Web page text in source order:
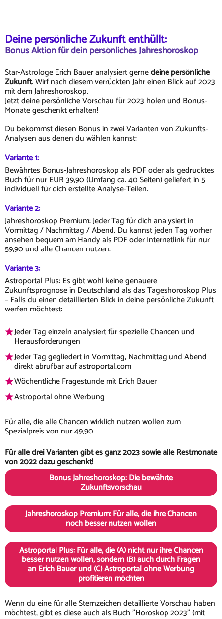
Deine persönliche Zukunft enthüllt:
Bonus Aktion für dein persönliches Jahreshoroskop
Star-Astrologe Erich Bauer analysiert gernedeine persönliche
Zukunft. Wirf nach diesem verrückten Jahr einen Blick auf 2023
mit dem Jahreshoroskop.
Jetzt deine persönliche Vorschau für 2023 holen und Bonus-
Monate geschenkt erhalten!
Du bekommst diesen Bonus in zwei Varianten von Zukunfts-
Analysen aus denen du wählen kannst:
Variante 1:
Bewährtes Bonus-Jahreshoroskop als PDF oder als gedrucktes
Buch für nur EUR 39,90 (Umfang ca. 40 Seiten) geliefert in 5
individuell für dich erstellte Analyse-Teilen.
Variante 2:
Jahreshoroskop Premium: Jeder Tag für dich analysiert in
Vormittag / Nachmittag / Abend. Du kannst jeden Tag vorher
ansehen bequem am Handy als PDF oder Internetlink für nur
59,90 und alle Chancen nutzen.
Variante 3:
Astroportal Plus: Es gibt wohl keine genauere
Zukunftsprognose in Deutschland als das Tageshoroskop Plus
– Falls du einen detaillierten Blick in deine persönliche Zukunft
werfen möchtest:
Jeder Tag einzeln analysiert für spezielle Chancen und
Herausforderungen
Jeder Tag gegliedert in Vormittag, Nachmittag und Abend
direkt abrufbar auf astroportal.com
Wöchentliche Fragestunde mit Erich Bauer
Astroportal ohne Werbung
Für alle, die alle Chancen wirklich nutzen wollen zum
Spezialpreis von nur 49,90.
Für alle drei Varianten gibt es ganz 2023 sowie alle Restmonate
von 2022 dazu geschenkt!
Bonus Jahreshoroskop: Die bewährte
Zukunftsvorschau
Jahreshoroskop Premium: Für alle, die ihre Chancen
noch besser nutzen wollen
Astroportal Plus: Für alle, die (A) nicht nur ihre Chancen
besser nutzen wollen, sondern (B) auch durch Fragen
an Erich Bauer und (C) Astroportal ohne Werbung
profitieren möchten
Wenn du eine für alle Sternzeichen detaillierte Vorschau haben
möchtest, gibt es diese auch als Buch "Horoskop 2023" (mit